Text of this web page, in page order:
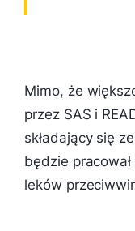
Mimo, że
przez SAS i
składający się
będzie
leków